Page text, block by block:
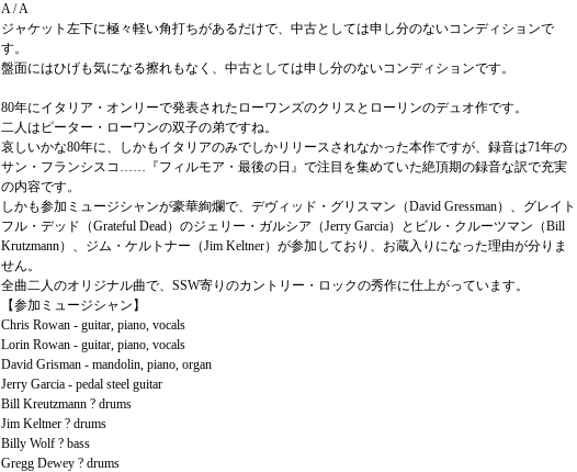
A / A
ジャケット左下に極々軽い角打ちがあるだけで、中古としては申し分のないコンディションで
す。
盤面にはひげも気になる擦れもなく、中古としては申し分のないコンディションです。
80年にイタリア・オンリーで発表されたローワンズのクリスとローリンのデュオ作です。
二人はピーター・ローワンの双子の弟ですね。
哀しいかな80年に、しかもイタリアのみでしかリリースされなかった本作ですが、録音は71年の
サン・フランシスコ……『フィルモア・最後の日』で注目を集めていた絶頂期の録音な訳で充実
の内容です。
しかも参加ミュージシャンが豪華絢爛で、デヴィッド・グリスマン（David Gressman）、グレイト
フル・デッド（Grateful Dead）のジェリー・ガルシア（Jerry Garcia）とビル・クルーツマン（Bill
Krutzmann）、ジム・ケルトナー（Jim Keltner）が参加しており、お蔵入りになった理由が分りま
せん。
全曲二人のオリジナル曲で、SSW寄りのカントリー・ロックの秀作に仕上がっています。
【参加ミュージシャン】
Chris Rowan - guitar, piano, vocals
Lorin Rowan - guitar, piano, vocals
David Grisman - mandolin, piano, organ
Jerry Garcia - pedal steel guitar
Bill Kreutzmann ? drums
Jim Keltner ? drums
Billy Wolf ? bass
Gregg Dewey ? drums